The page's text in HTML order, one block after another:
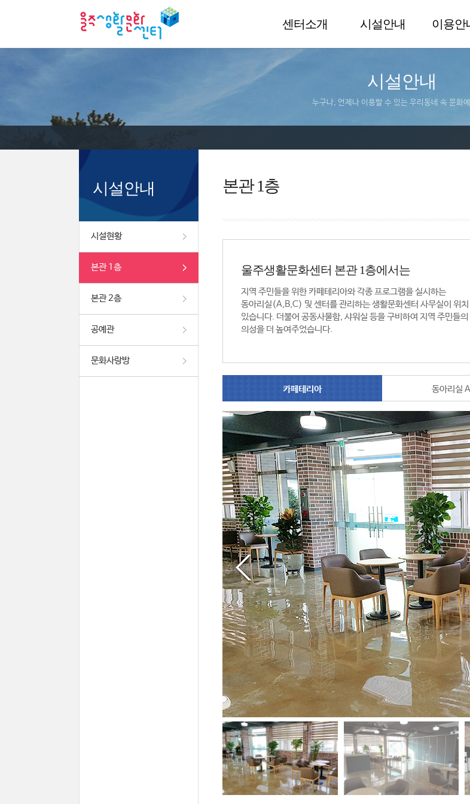
센터소개 시설안내 이용안
시설안내
누구나, 언제나 이용할 수 있는 우리동네 속 문화
시설안내
시설현황
본관 1층
본관 2층
공예관
문화사랑방
본관 1층
울주생활문화센터 본관 1층에서는
지역 주민들을 위한 카페테리아와 각종 프로그램을 실시하는
동아리실(A,B,C) 및 센터를 관리하는 생활문화센터 사무실이 위치
있습니다. 더불어 공동사물함, 샤워실 등을 구비하여 지역 주민들의
의성을 더 높여주었습니다.
카페테리아 동아리실